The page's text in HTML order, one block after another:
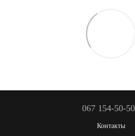
067 154-50-50
Контакты